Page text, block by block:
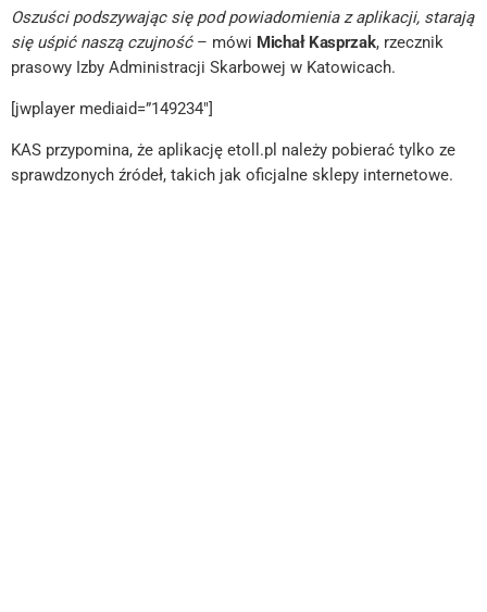
Oszuści podszywając się pod powiadomienia z aplikacji, starają
się uśpić naszą czujność– mówi Michał Kasprzak, rzecznik
prasowy Izby Administracji Skarbowej w Katowicach.
[jwplayer mediaid=”149234″]
KAS przypomina, że aplikację etoll.pl należy pobierać tylko ze
sprawdzonych źródeł, takich jak oficjalne sklepy internetowe.